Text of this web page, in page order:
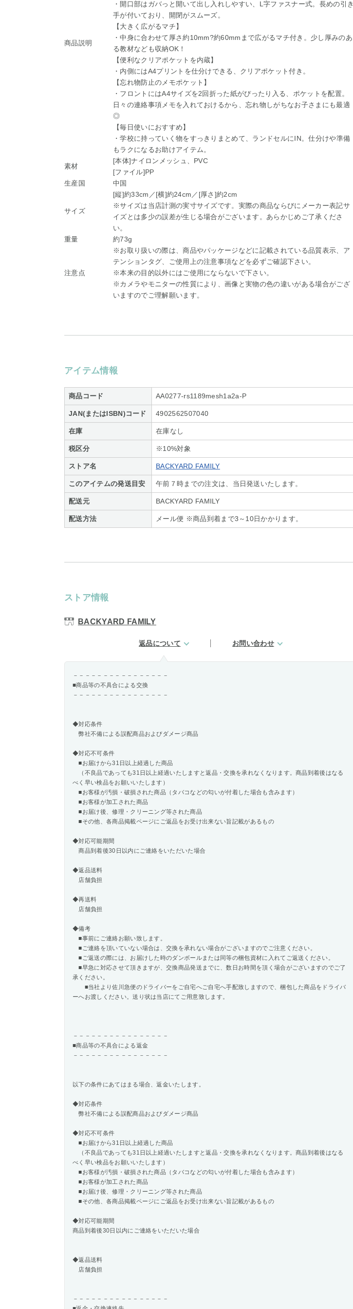
商品説明
・開口部はガバっと開いて出し入れしやすい、L字ファスナー式。長めの引き
手が付いており、開閉がスムーズ。
【大きく広がるマチ】
・中身に合わせて厚さ約10mm?約60mmまで広がるマチ付き。少し厚みのあ
る教材なども収納OK！
【便利なクリアポケットを内蔵】
・内側にはA4プリントを仕分けできる、クリアポケット付き。
【忘れ物防止のメモポケット】
・フロントにはA4サイズを2回折った紙がぴったり入る、ポケットを配置。
日々の連絡事項メモを入れておけるから、忘れ物しがちなお子さまにも最適
◎
【毎日使いにおすすめ】
・学校に持っていく物をすっきりまとめて、ランドセルにIN。仕分けや準備
もラクになるお助けアイテム。
素材
[本体]ナイロンメッシュ、PVC
[ファイル]PP
生産国
中国
サイズ
[縦]約33cm／[横]約24cm／[厚さ]約2cm
※サイズは当店計測の実寸サイズです。実際の商品ならびにメーカー表記サ
イズとは多少の誤差が生じる場合がございます。あらかじめご了承くださ
い。
重量
約73g
注意点
※お取り扱いの際は、商品やパッケージなどに記載されている品質表示、ア
テンションタグ、ご使用上の注意事項などを必ずご確認下さい。
※本来の目的以外にはご使用にならないで下さい。
※カメラやモニターの性質により、画像と実物の色の違いがある場合がござ
いますのでご理解願います。
アイテム情報
商品コード AA0277-rs1189mesh1a2a-P
JAN(またはISBN)コード 4902562507040
在庫 在庫なし
税区分 ※10%対象
ストア名 BACKYARD FAMILY
このアイテムの発送目安 午前７時までの注文は、当日発送いたします。
配送元 BACKYARD FAMILY
配送方法 メール便 ※商品到着まで3～10日かかります。
ストア情報
BACKYARD FAMILY
返品について お問い合わせ
－－－－－－－－－－－－－－－－
■商品等の不具合による交換
－－－－－－－－－－－－－－－－
◆対応条件
弊社不備による誤配商品およびダメージ商品
◆対応不可条件
■お届けから31日以上経過した商品
（不良品であっても31日以上経過いたしますと返品・交換を承れなくなります。商品到着後はなる
べく早い検品をお願いいたします）
■お客様が汚損・破損された商品（タバコなどの匂いが付着した場合も含みます）
■お客様が加工された商品
■お届け後、修理・クリーニング等された商品
■その他、各商品掲載ページにご返品をお受け出来ない旨記載があるもの
◆対応可能期間
商品到着後30日以内にご連絡をいただいた場合
◆返品送料
店舗負担
◆再送料
店舗負担
◆備考
■事前にご連絡お願い致します。
■ご連絡を頂いていない場合は、交換を承れない場合がございますのでご注意ください。
■ご返送の際には、お届けした時のダンボールまたは同等の梱包資材に入れてご返送ください。
■早急に対応させて頂きますが、交換商品発送までに、数日お時間を頂く場合がございますのでご了
承ください。
■当社より佐川急便のドライバーをご自宅へご自宅へ手配致しますので、梱包した商品をドライバ
ーへお渡しください。送り状は当店にてご用意致します。
－－－－－－－－－－－－－－－－
■商品等の不具合による返金
－－－－－－－－－－－－－－－－
以下の条件にあてはまる場合、返金いたします。
◆対応条件
弊社不備による誤配商品およびダメージ商品
◆対応不可条件
■お届けから31日以上経過した商品
（不良品であっても31日以上経過いたしますと返品・交換を承れなくなります。商品到着後はなる
べく早い検品をお願いいたします）
■お客様が汚損・破損された商品（タバコなどの匂いが付着した場合も含みます）
■お客様が加工された商品
■お届け後、修理・クリーニング等された商品
■その他、各商品掲載ページにご返品をお受け出来ない旨記載があるもの
◆対応可能期間
商品到着後30日以内にご連絡をいただいた場合
◆返品送料
店舗負担
－－－－－－－－－－－－－－－－